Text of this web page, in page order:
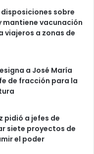
sobre
mantiene vacunación
a zonas de
a José María
de fracción para la
pidió a jefes de
siete proyectos de
el poder